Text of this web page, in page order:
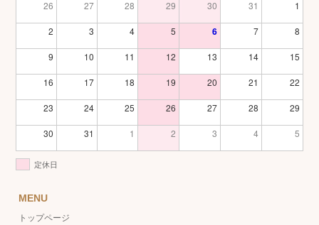
26 27 28 29 30 31 1
2 3 4 5 6 7 8
9 10 11 12 13 14 15
16 17 18 19 20 21 22
23 24 25 26 27 28 29
30 31 1 2 3 4 5
定休日
MENU
トップページ